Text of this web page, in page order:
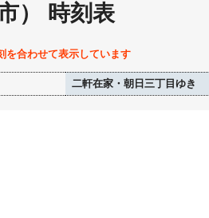
） 時刻表
を合わせて表示しています
二軒在家・朝日三丁目ゆき